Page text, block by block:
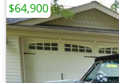
$64,900